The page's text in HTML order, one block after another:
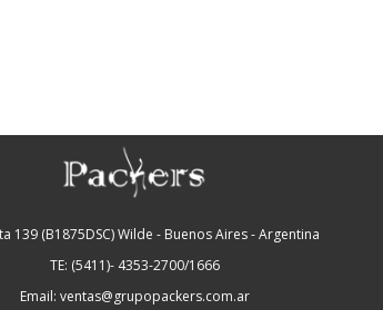
139 (B1875DSC) Wilde - Buenos Aires - Argentina
TE: (5411)- 4353-2700/1666
Email: ventas@grupopackers.com.ar